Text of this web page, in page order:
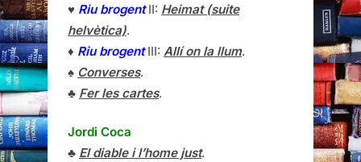
♥ Riu brogentII: Heimat (suite
helvètica).
♦ Riu brogentIII: Allí on la llum.
♠ Converses.
♣ Fer les cartes.
Jordi Coca
♣ El diable i l’home just.